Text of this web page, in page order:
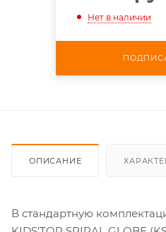
Нет в наличии
ОПИСАНИЕ
В стандартную